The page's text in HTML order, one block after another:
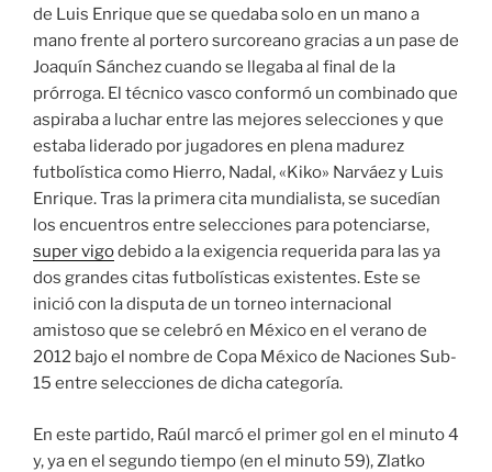
de Luis Enrique que se quedaba solo en un mano a
mano frente al portero surcoreano gracias a un pase de
Joaquín Sánchez cuando se llegaba al final de la
prórroga. El técnico vasco conformó un combinado que
aspiraba a luchar entre las mejores selecciones y que
estaba liderado por jugadores en plena madurez
futbolística como Hierro, Nadal, «Kiko» Narváez y Luis
Enrique. Tras la primera cita mundialista, se sucedían
los encuentros entre selecciones para potenciarse,
super vigodebido a la exigencia requerida para las ya
dos grandes citas futbolísticas existentes. Este se
inició con la disputa de un torneo internacional
amistoso que se celebró en México en el verano de
2012 bajo el nombre de Copa México de Naciones Sub-
15 entre selecciones de dicha categoría.
En este partido, Raúl marcó el primer gol en el minuto 4
y, ya en el segundo tiempo (en el minuto 59), Zlatko